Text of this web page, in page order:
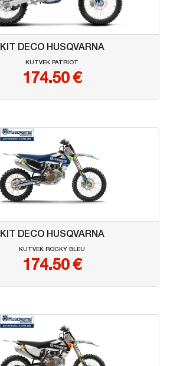
KIT DECO HUSQVARNA
KUTVEK PATRIOT
174.50€
KIT DECO HUSQVARNA
KUTVEK ROCKY BLEU
174.50€